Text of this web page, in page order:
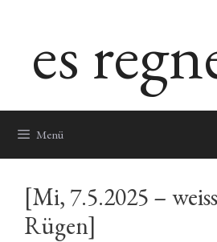
springenes
Menü
[Mi, 7.5.2025 –
Rügen]